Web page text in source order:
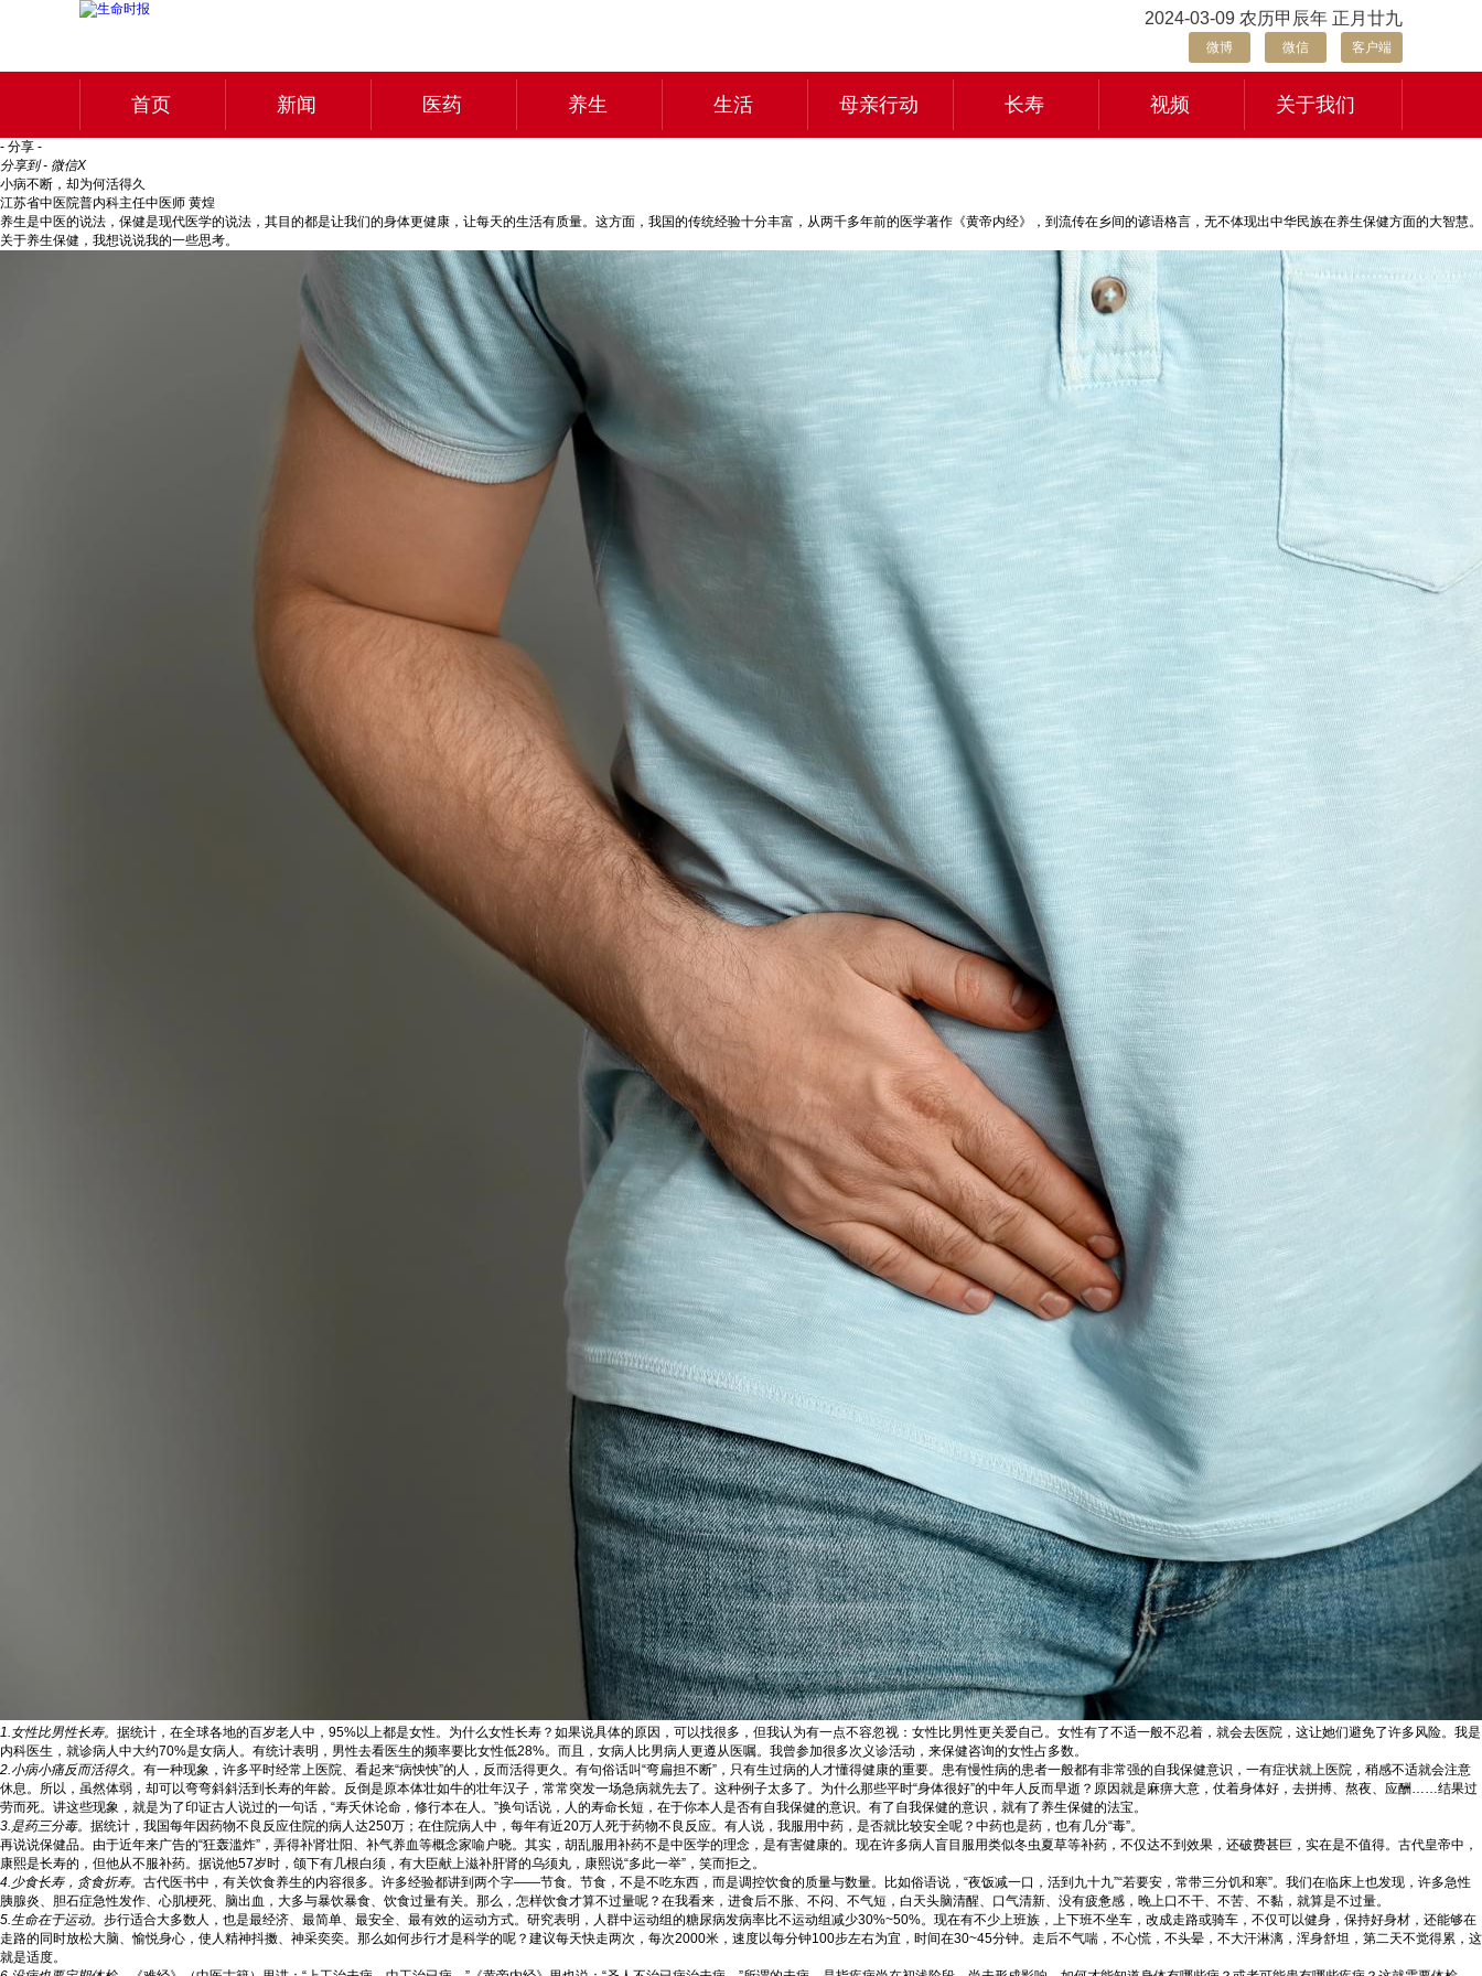
2024-03-09 农历甲辰年 正月廿九
微博 微信 客户端
首页 新闻 医药 养生 生活 母亲行动 长寿 视频 关于我们
- 分享 -
分享到 - 微信X
小病不断，却为何活得久
江苏省中医院普内科主任中医师 黄煌
养生是中医的说法，保健是现代医学的说法，其目的都是让我们的身体更健康，让每天的生活有质量。这方面，我国的传统经验十分丰富，从两千多年前的医学著作《黄帝内经》，到流传在乡间的谚语格言，无不体现出中华民族在养生保健方面的大智慧。
关于养生保健，我想说说我的一些思考。
1.女性比男性长寿。 据统计，在全球各地的百岁老人中，95%以上都是女性。为什么女性长寿？如果说具体的原因，可以找很多，但我认为有一点不容忽视：女性比男性更关爱自己。女性有了不适一般不忍着，就会去医院，这让她们避免了许多风险。我是
内科医生，就诊病人中大约70%是女病人。有统计表明，男性去看医生的频率要比女性低28%。而且，女病人比男病人更遵从医嘱。我曾参加很多次义诊活动，来保健咨询的女性占多数。
2.小病小痛反而活得久。 有一种现象，许多平时经常上医院、看起来“病怏怏”的人，反而活得更久。有句俗话叫“弯扁担不断”，只有生过病的人才懂得健康的重要。患有慢性病的患者一般都有非常强的自我保健意识，一有症状就上医院，稍感不适就会注意
休息。所以，虽然体弱，却可以弯弯斜斜活到长寿的年龄。反倒是原本体壮如牛的壮年汉子，常常突发一场急病就先去了。这种例子太多了。为什么那些平时“身体很好”的中年人反而早逝？原因就是麻痹大意，仗着身体好，去拼搏、熬夜、应酬……结果过
劳而死。讲这些现象，就是为了印证古人说过的一句话，“寿夭休论命，修行本在人。”换句话说，人的寿命长短，在于你本人是否有自我保健的意识。有了自我保健的意识，就有了养生保健的法宝。
3.是药三分毒。 据统计，我国每年因药物不良反应住院的病人达250万；在住院病人中，每年有近20万人死于药物不良反应。有人说，我服用中药，是否就比较安全呢？中药也是药，也有几分“毒”。
再说说保健品。由于近年来广告的“狂轰滥炸”，弄得补肾壮阳、补气养血等概念家喻户晓。其实，胡乱服用补药不是中医学的理念，是有害健康的。现在许多病人盲目服用类似冬虫夏草等补药，不仅达不到效果，还破费甚巨，实在是不值得。古代皇帝中，
康熙是长寿的，但他从不服补药。据说他57岁时，颌下有几根白须，有大臣献上滋补肝肾的乌须丸，康熙说“多此一举”，笑而拒之。
4.少食长寿，贪食折寿。 古代医书中，有关饮食养生的内容很多。许多经验都讲到两个字——节食。节食，不是不吃东西，而是调控饮食的质量与数量。比如俗语说，“夜饭减一口，活到九十九”“若要安，常带三分饥和寒”。我们在临床上也发现，许多急性
胰腺炎、胆石症急性发作、心肌梗死、脑出血，大多与暴饮暴食、饮食过量有关。那么，怎样饮食才算不过量呢？在我看来，进食后不胀、不闷、不气短，白天头脑清醒、口气清新、没有疲惫感，晚上口不干、不苦、不黏，就算是不过量。
5.生命在于运动。 步行适合大多数人，也是最经济、最简单、最安全、最有效的运动方式。研究表明，人群中运动组的糖尿病发病率比不运动组减少30%~50%。现在有不少上班族，上下班不坐车，改成走路或骑车，不仅可以健身，保持好身材，还能够在
走路的同时放松大脑、愉悦身心，使人精神抖擞、神采奕奕。那么如何步行才是科学的呢？建议每天快走两次，每次2000米，速度以每分钟100步左右为宜，时间在30~45分钟。走后不气喘，不心慌，不头晕，不大汗淋漓，浑身舒坦，第二天不觉得累，这
就是适度。